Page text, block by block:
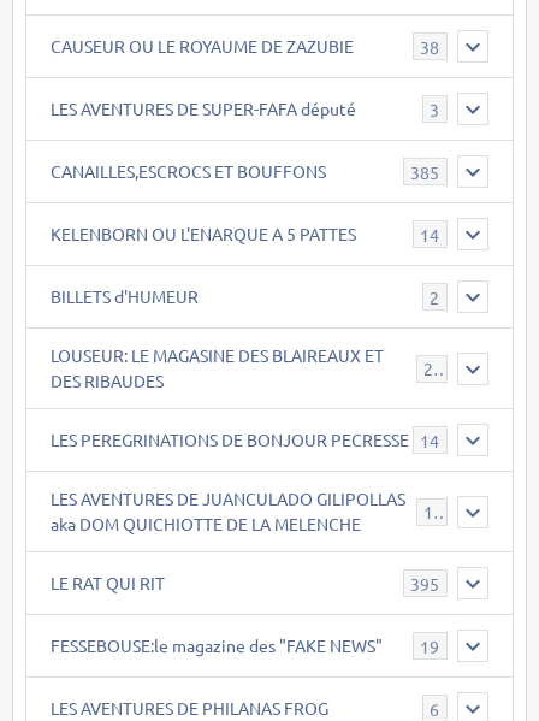
CAUSEUR OU LE ROYAUME DE ZAZUBIE 38
LES AVENTURES DE SUPER-FAFA député 3
CANAILLES,ESCROCS ET BOUFFONS 385
KELENBORN OU L'ENARQUE A 5 PATTES 14
BILLETS d'HUMEUR 2
LOUSEUR: LE MAGASINE DES BLAIREAUX ET
DES RIBAUDES
21
LES PEREGRINATIONS DE BONJOUR PECRESSE 14
LES AVENTURES DE JUANCULADO GILIPOLLAS
aka DOM QUICHIOTTE DE LA MELENCHE
119
LE RAT QUI RIT 395
FESSEBOUSE:le magazine des "FAKE NEWS" 19
LES AVENTURES DE PHILANAS FROG 6